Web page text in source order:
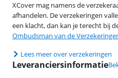
XCover mag namens de
afhandelen. De verzekeringen
een klacht, dan kan je terecht bij
Ombudsman van de
Lees meer over verzekeringen
Leveranciersinformatie